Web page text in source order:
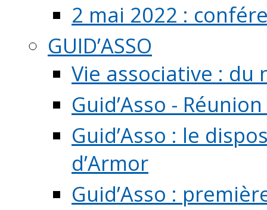
2 mai 2022 :
GUID’ASSO
Vie associative : du
Guid’Asso -
Guid’Asso : le
d’Armor
Guid’Asso :